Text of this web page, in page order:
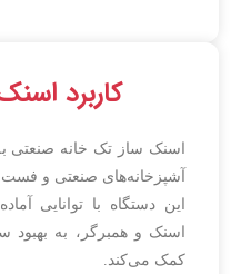
کاربرد
اسنک ساز تک خانه صنعتی
آشپزخانه‌های صنعتی و
این دستگاه با توانایی
اسنک و همبرگر، به
کمک می‌کند.